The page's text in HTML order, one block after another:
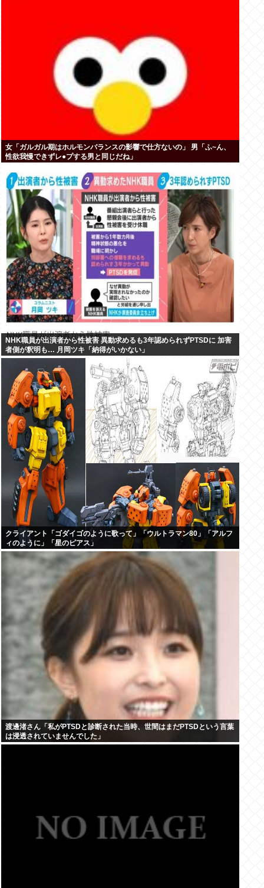
女「ガルガル期はホルモンバランスの影響で仕方ないの」 男「ふ~ん、
性欲我慢できずレ●プする男と同じだね」
NHK職員が出演者から性被害 異動求めるも3年認められずPTSDに 加害
者側が釈明も… 月岡ツキ「納得がいかない」
クライアント「ゴダイゴのように歌って」「ウルトラマン80」「アルフ
ィのように」「星のピアス」
渡邊渚さん「私がPTSDと診断された当時、世間はまだPTSDという言葉
は浸透されていませんでした」